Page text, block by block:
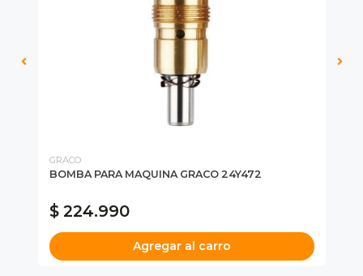
GRACO
BOMBA PARA MAQUINA GRACO 24Y472
$ 224.990
Agregar al carro